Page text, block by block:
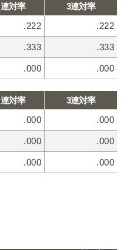
連対率
3連対率
.222 .222
.333 .333
.000 .000
連対率
3連対率
.000 .000
.000 .000
.000 .000